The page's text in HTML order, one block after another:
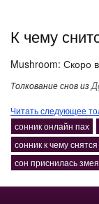
К чему
Mushroom: Скоро
Толкование снов из
Читать следующее
сонник онлайн пах
сонник к чему
сон приснилась